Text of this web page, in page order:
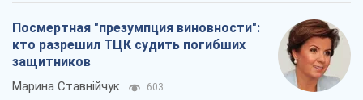
Посмертная "презумпция виновности":
кто разрешил ТЦК судить погибших
защитников
Марина Ставнійчук 603